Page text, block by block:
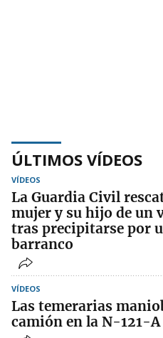
ÚLTIMOS VÍDEOS
VÍDEOS
La Guardia Civil
mujer y su hijo de un
tras precipitarse por
barranco
VÍDEOS
Las temerarias
camión en la N-121-A